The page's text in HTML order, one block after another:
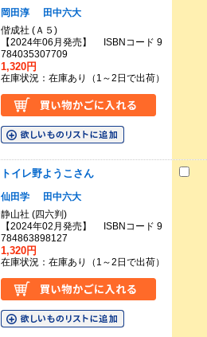
岡田淳
田中六大
偕成社 (Ａ５)
【2024年06月発売】 ISBNコード 9
784035307709
1,320円
在庫状況：在庫あり（1～2日で出荷）
トイレ野ようこさん
仙田学
田中六大
静山社 (四六判)
【2024年02月発売】 ISBNコード 9
784863898127
1,320円
在庫状況：在庫あり（1～2日で出荷）